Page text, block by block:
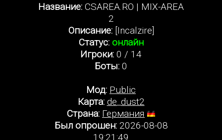
Название: CSAREA.RO | MIX-AREA
2
Описание:[Incalzire]
Статус: онлайн
Игроки: 0 / 14
Боты: 0
Мод: Public
Карта: de_dust2
Страна: Германия
Был опрошен:2026-08-08
19:21:49